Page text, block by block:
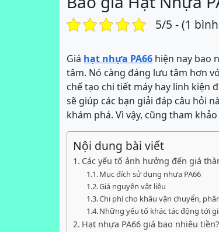
5/5 - (1
Giá hạt nhựa PA66 hiện nay bao
tâm. Nó càng đáng lưu tâm hơn
chế tạo chi tiết máy hay linh kiện
sẽ giúp các bạn giải đáp câu hỏi
khám phá. Vì vậy, cũng tham
Nội dung bài viết
Các yếu tố ảnh hưởng đến giá
Mục đích sử dụng nhựa PA66
Giá nguyên vật liệu
Chi phí cho khâu vận chuyển,
Những yếu tố khác tác động tới
Hạt nhựa PA66 giá bao nhiêu tiền?